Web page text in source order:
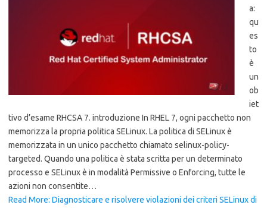
a:
qu
es
to
è
un
ob
iet
tivo d’esame RHCSA 7. introduzione In RHEL 7, ogni pacchetto non
memorizza la propria politica SELinux. La politica di SELinux è
memorizzata in un unico pacchetto chiamato selinux-policy-
targeted. Quando una politica è stata scritta per un determinato
processo e SELinux è in modalità Permissive o Enforcing, tutte le
azioni non consentite…
Read More: Diagnosticare e risolvere violazioni dei criteri SELinux di